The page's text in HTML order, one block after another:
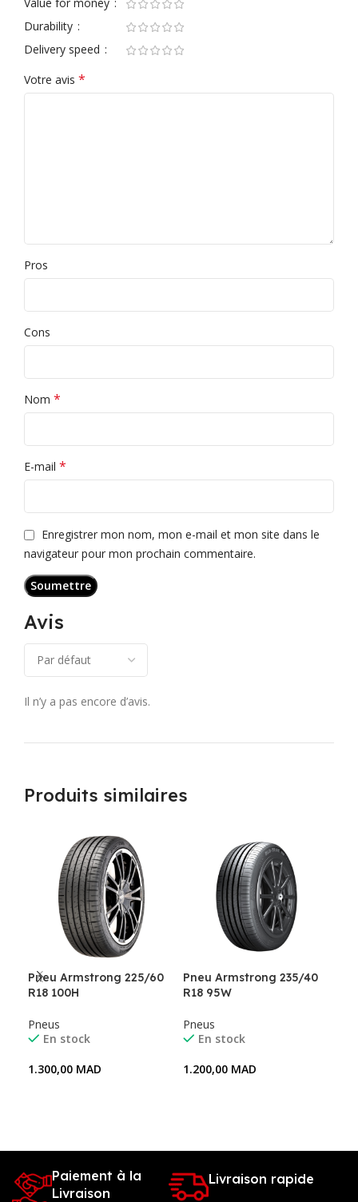
Avis
Il n’y a pas encore d’avis.
Durability
Delivery speed
Votre avis *
Pros
Cons
Nom *
E-mail *
Enregistrer mon nom, mon e-mail et mon site dans le
navigateur pour mon prochain commentaire.
Produits similaires
Pneu Armstrong 225/60
R18 100H
Pneus
En stock
1.300,00 MAD
Pneu Armstrong 235/40
R18 95W
Pneus
En stock
1.200,00 MAD
Paiement à la
Livraison
Livraison rapide